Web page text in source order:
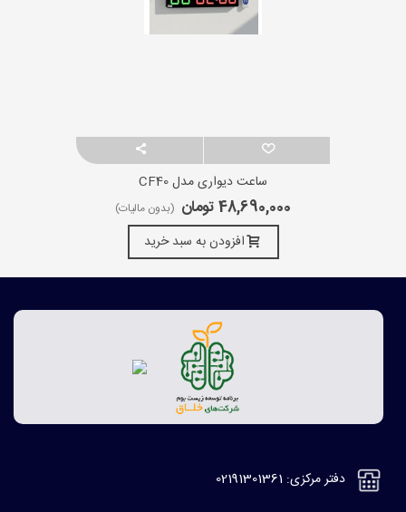
ساعت دیواری مدل CF40
48,690,000 تومان (بدون مالیات)
افزودن به سبد خرید
دفتر مرکزی: 02191301361